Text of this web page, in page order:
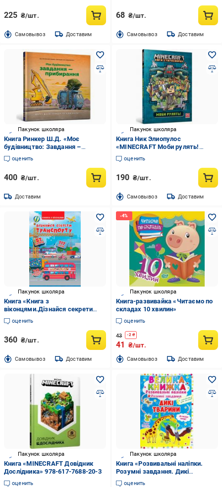
225 ₴/шт.
Cамовывоз Доставим
68 ₴/шт.
Cамовывоз Доставим
Пакунок школяра
Книга Ринкер Ш.Д. «Моє
будівництво: Завдання –
прибирання» 978-617-523-316-0
оценить
400 ₴/шт.
Доставим
Пакунок школяра
Книга Ник Элиопулос
«MINECRAFT Моби рулять!
paperback» 978-617-529-413-0
оценить
190 ₴/шт.
Cамовывоз Доставим
Пакунок школяра
Книга «Книга з
віконцями.Дізнайся секрети
транспорту/у»
оценить
360 ₴/шт.
Cамовывоз Доставим
Пакунок школяра
Книга-развивайка «Читаємо по
складах 10 хвилин»
оценить
43 -2₴
41 ₴/шт.
Cамовывоз Доставим
Пакунок школяра
Книга «MINECRAFT Довідник
Дослідника» 978-617-7688-20-3
оценить
Пакунок школяра
Книга «Розвивальні наліпки.
Розумнi завдання. Дикі
тварини» 978-966-936-298-8
оценить